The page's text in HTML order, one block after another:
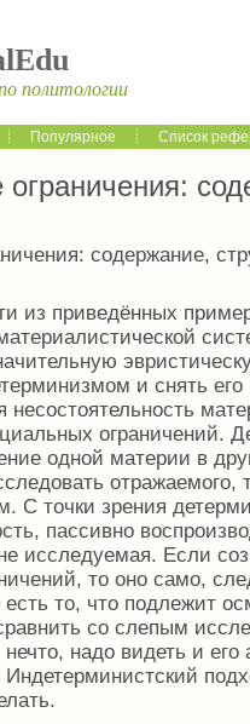
политологии
Популярное Список
содержание,
из приведённых
и снять его
несостоятельность
ограничений.
одной материи в
отражаемого,
С точки зрения
пассивно
исследуемая. Если
то оно само,
есть то, что подлежит
со слепым
нечто, надо видеть и
Индетерминистский